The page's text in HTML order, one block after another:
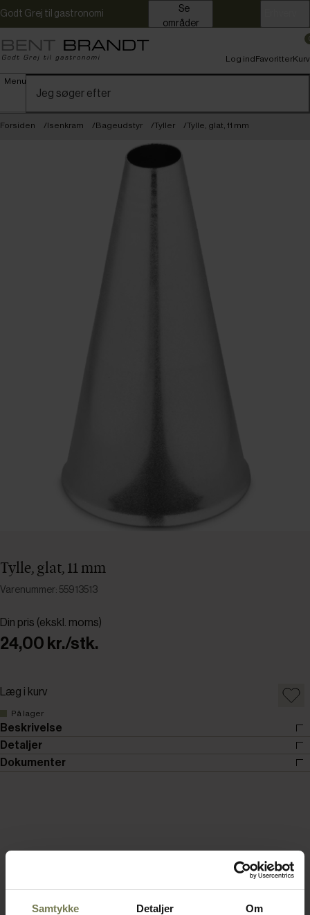
Samtykke Detaljer Om
Godt Grej til gastronomi
områder
Menu
Log indFavoritterKurv
Forsiden Isenkram Bageudstyr Tyller Tylle, glat, 11 mm
Tylle, glat, 11 mm
Varenummer: 55913513
Din pris (ekskl. moms)
24,00 kr./stk.
Læg i kurv
På lager
Beskrivelse
Detaljer
Dokumenter